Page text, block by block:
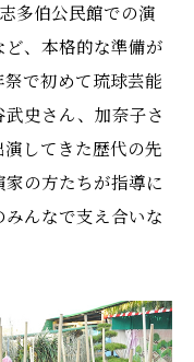
多伯公民館での演
、本格的な準備が
で初めて琉球芸能
史さん、加奈子さ
してきた歴代の先
の方たちが指導に
んなで支え合いな